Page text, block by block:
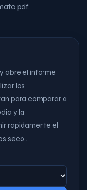
pdf.
abre el informe
los
para comparar a
y la
rapidamente el
seco .